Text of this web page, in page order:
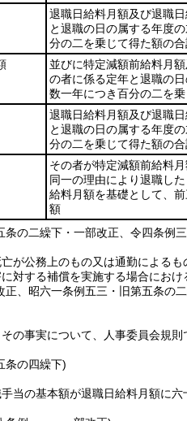
退職日給料月額及び退職
と退職の日の属する年度
分の二を乗じて得た額の
並びに特定減額前給料月
の者に係る定年と退職の
数一年につき百分の二を
退職日給料月額及び退職
と退職の日の属する年度
分の二を乗じて得た額の合
その者が特定減額前給料
同一の理由により退職し
給料月額を基礎として、
額
の二繰下・一部改正、令四条例
が公務上のもの又は通勤による
対する補償を実施する場合におけ
、昭六一条例五三・旧第五条の
の事実について、人事委員会規
条の四繰下)
当の基本額が退職日給料月額に